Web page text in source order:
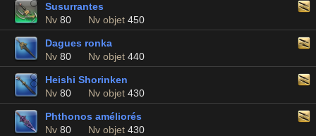
Susurrantes
Nv 80 Nv objet 450
Dagues ronka
Nv 80 Nv objet 440
Heishi Shorinken
Nv 80 Nv objet 430
Phthonos améliorés
Nv 80 Nv objet 430